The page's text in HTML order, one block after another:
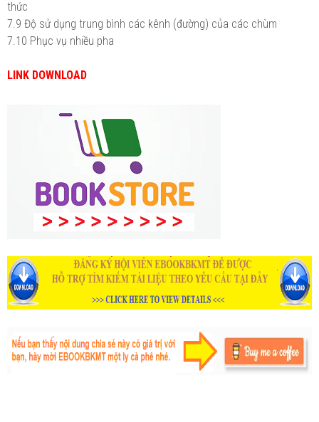
thức
7.9 Độ sử dụng trung bình các kênh (đường) của các chùm
7.10 Phục vụ nhiều pha
LINK DOWNLOAD